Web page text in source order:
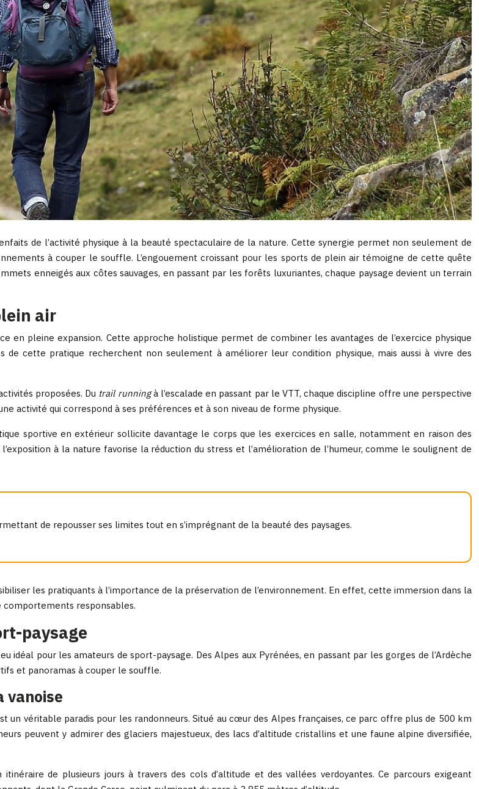
de l’activité physique à la beauté spectaculaire de la nature. Cette synergie permet non seulement de
à couper le souffle. L’engouement croissant pour les sports de plein air témoigne de cette quête
enneigés aux côtes sauvages, en passant par les forêts luxuriantes, chaque paysage devient un terrain
air
en pleine expansion. Cette approche holistique permet de combiner les avantages de l’exercice physique
de cette pratique recherchent non seulement à améliorer leur condition physique, mais aussi à vivre des
proposées. Du trail runningà l’escalade en passant par le VTT, chaque discipline offre une perspective
activité qui correspond à ses préférences et à son niveau de forme physique.
sportive en extérieur sollicite davantage le corps que les exercices en salle, notamment en raison des
à la nature favorise la réduction du stress et l’amélioration de l’humeur, comme le soulignent de
de repousser ses limites tout en s’imprégnant de la beauté des paysages.
les pratiquants à l’importance de la préservation de l’environnement. En effet, cette immersion dans la
comportements responsables.
paysage
pour les amateurs de sport-paysage. Des Alpes aux Pyrénées, en passant par les gorges de l’Ardèche
et panoramas à couper le souffle.
vanoise
un véritable paradis pour les randonneurs. Situé au cœur des Alpes françaises, ce parc offre plus de 500 km
peuvent y admirer des glaciers majestueux, des lacs d’altitude cristallins et une faune alpine diversifiée,
de plusieurs jours à travers des cols d’altitude et des vallées verdoyantes. Ce parcours exigeant